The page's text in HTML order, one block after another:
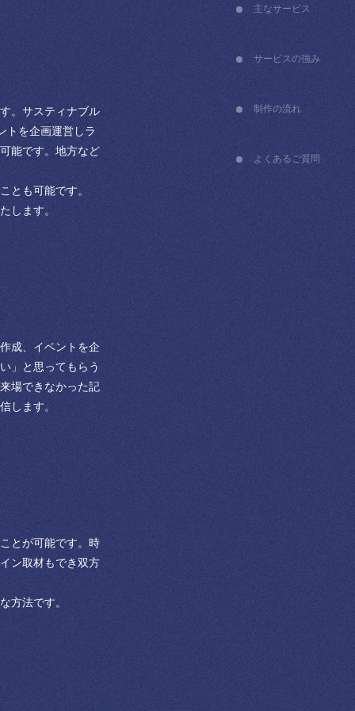
主なサービス
サービスの強み
制作の流れ
よくあるご質問
。サスティナブル
トを企画運営しラ
能です。地方など
とも可能です。
します。
成、イベントを企
」と思ってもらう
場できなかった記
します。
とが可能です。時
ン取材もでき双方
方法です。